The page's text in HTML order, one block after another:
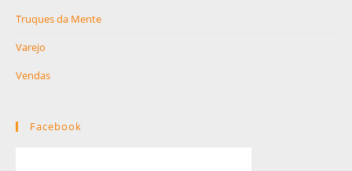
Truques da Mente
Varejo
Vendas
Facebook